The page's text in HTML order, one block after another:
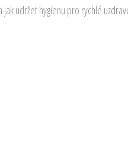
udržet hygienu pro rychlé